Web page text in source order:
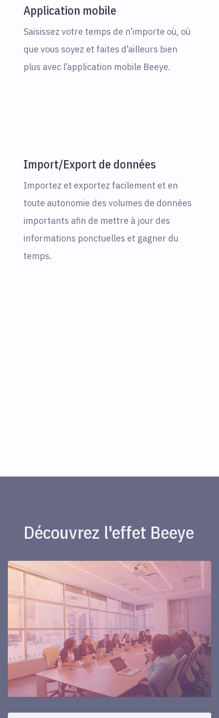
Application mobile
Saisissez votre temps de n’importe où, où
que vous soyez et faites d’ailleurs bien
plus avec l’application mobile Beeye.
Import/Export de données
Importez et exportez facilement et en
toute autonomie des volumes de données
importants afin de mettre à jour des
informations ponctuelles et gagner du
temps.
Découvrez l'effet Beeye